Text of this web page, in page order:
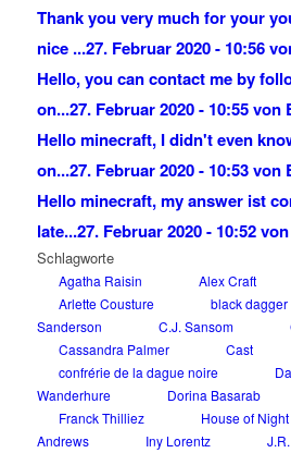
Thank you very much for your
nice ...27. Februar 2020 - 10:56
Hello, you can contact me by
on...27. Februar 2020 - 10:55 von
Hello minecraft, I didn't even
on...27. Februar 2020 - 10:53 von
Hello minecraft, my answer ist
late...27. Februar 2020 - 10:52
Schlagworte
Agatha Raisin Alex Craft
Arlette Cousture
black dagger
Sanderson
C.J. Sansom
Cassandra Palmer
Cast
confrérie de la dague noire
Wanderhure
Dorina Basarab
Franck Thilliez
House of Night
Andrews
Iny Lorentz